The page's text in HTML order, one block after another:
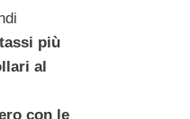
più
al
con le